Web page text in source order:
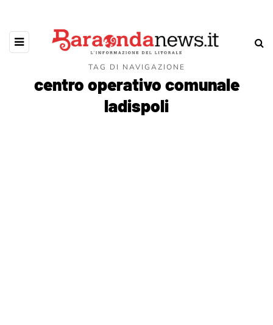
TAG DI NAVIGAZIONE
centro operativo comunale
ladispoli